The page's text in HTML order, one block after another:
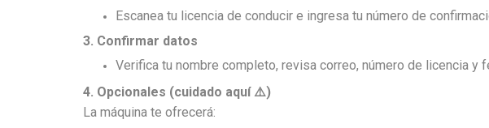
Escanea tu licencia de conducir e ingresa tu número de
3. Confirmar datos
Verifica tu nombre completo, revisa correo, número de licencia y
4. Opcionales (cuidado aquí ⚠️)
La máquina te ofrecerá: